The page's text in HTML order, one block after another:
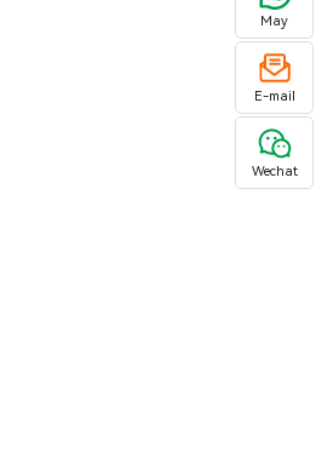
May
E-mail
Wechat